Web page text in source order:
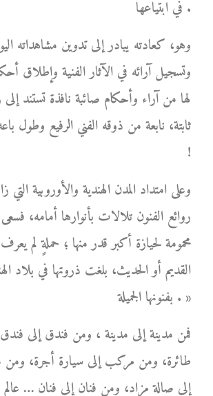
في ابتياعها .
وهو، كعادته يبادر إلى تدوين مشاهداته
وتسجيل آرائه في الآثار الفنية وإطلاق
لها من آراء وأحكام صائبة نافذة تستند
ثابتة، نابعة من ذوقه الفني الرفيع وطول
!
وعلى امتداد المدن الهندية والأوروبية
روائع الفنون تلالات بأنوارها أمامه، فسعى
محمومة لحيازة أكبر قدر منها ؛ حملةٍ لم يعرف
القديم أو الحديث، بلغت ذروتها في بلاد
بفنونها الجميلة . »
فمن مدينة إلى مدينة ، ومن فندق إلى
طائرة، ومن مركب إلى سيارة أجرة،
إلى صالة مزاد، ومن فنان إلى فنان …